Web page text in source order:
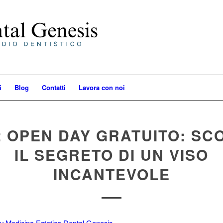
Blog Contatti Lavora con noi
OPEN DAY GRATUITO:
IL SEGRETO DI UN VISO
INCANTEVOLE